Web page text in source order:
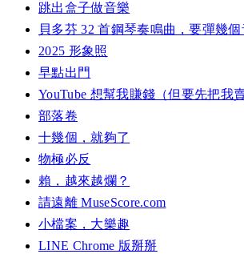
跳出盒子做音樂
貝多芬 32 首鋼琴奏鳴曲，要彈幾個
2025 形象照
早點出門
YouTube 想幫我賺錢（但要先把我賣
部落卷
十幾個，就夠了
物極必反
賴，越來越爛？
請遠離 MuseScore.com
小檔案，大樂趣
LINE Chrome 版掰掰